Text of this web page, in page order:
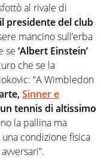
al rivale di
presidente del club
mancino sull’erba
se ‘Albert Einstein’
che se la
“A Wimbledon
Sinner e
tennis di altissimo
la pallina ma
condizione fisica